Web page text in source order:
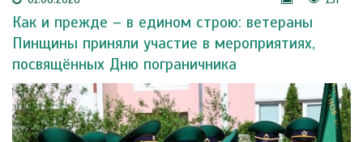
Как и прежде – в едином строю: ветераны
Пинщины приняли участие в мероприятиях,
посвящённых Дню пограничника